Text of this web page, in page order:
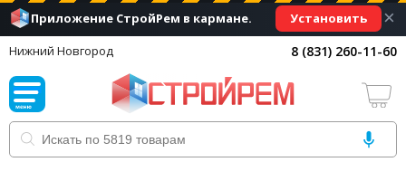
Приложение СтройРем в кармане. Установить ×
Нижний Новгород 8 (831) 260-11-60